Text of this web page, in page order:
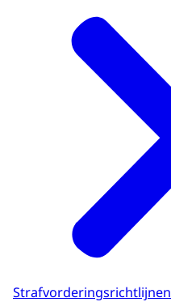
Strafvorderingsrichtlijnen